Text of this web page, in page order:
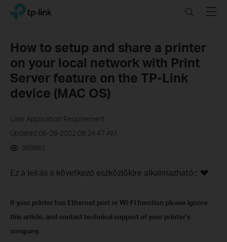
Click
navigation
TP-Link, Reliably Smart SearchMenu
How to setup and share a printer
on your local network with Print
Server feature on the TP-Link
device (MAC OS)
User Application Requirement
Updated 06-28-2022 08:24:47 AM
389861
Ez a leírás a következő eszköz(ök)re alkalmazható::
If your printer has Ethernet port or Wi-Fi function please ignore
this article, and contact technical support of your printer's
company.